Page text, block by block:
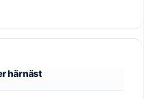
härnäst